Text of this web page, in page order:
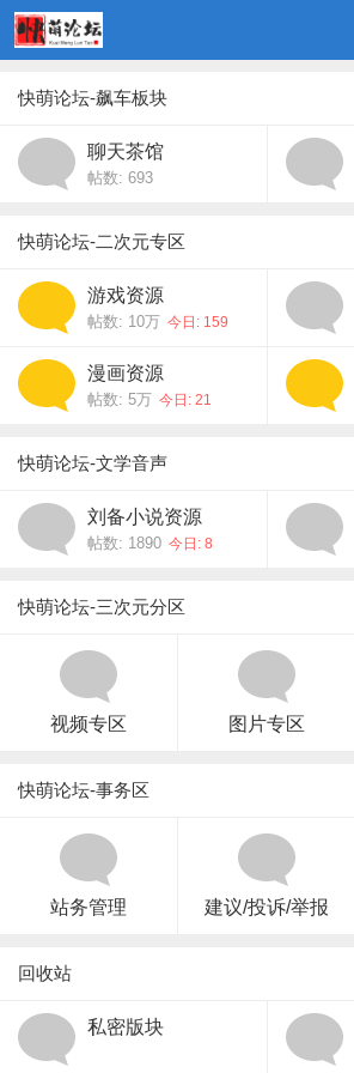
快萌论坛-飙车板块
聊天茶馆
帖数: 693
快萌论坛-二次元专区
游戏资源
帖数: 10万 今日: 159
漫画资源
帖数: 5万 今日: 21
快萌论坛-文学音声
刘备小说资源
帖数: 1890 今日: 8
快萌论坛-三次元分区
视频专区 图片专区
快萌论坛-事务区
站务管理 建议/投诉/举报
回收站
私密版块